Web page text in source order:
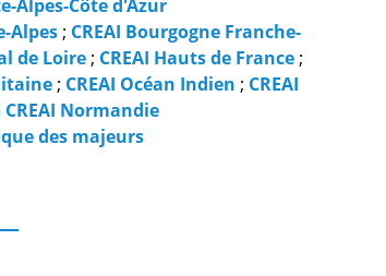
Alpes-Côte d'Azur
Alpes; CREAI Bourgogne Franche-
de Loire; CREAI Hauts de France;
; CREAI Océan Indien ; CREAI
CREAI Normandie
des majeurs